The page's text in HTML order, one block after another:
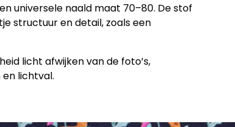
universele naald maat 70–80. De stof
structuur en detail, zoals een
licht afwijken van de foto’s,
lichtval.